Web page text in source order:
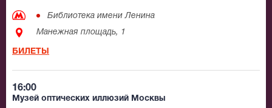
Библиотека имени Ленина
Манежная площадь, 1
БИЛЕТЫ
16:00
Музей оптических иллюзий Москвы